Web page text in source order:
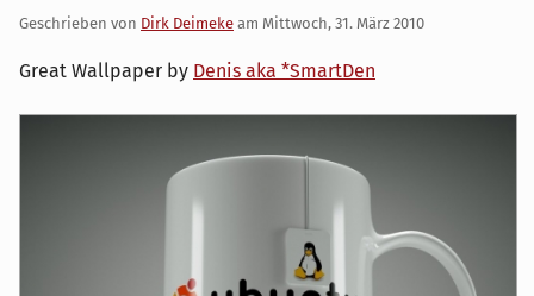
Geschrieben von Dirk Deimeke am Mittwoch, 31. März 2010
Great Wallpaper by Denis aka *SmartDen